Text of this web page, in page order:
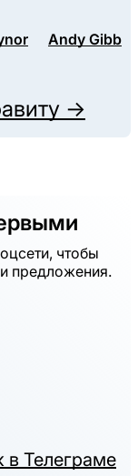
Andy Gibb
→
чтобы
предложения.
в Телеграме